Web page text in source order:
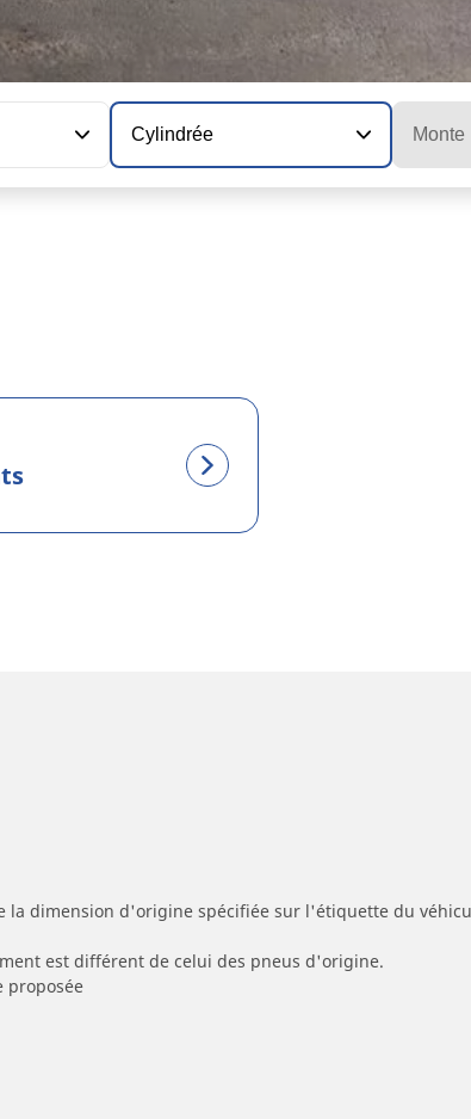
Cylindrée Monte
dimension d'origine spécifiée sur l'étiquette du
est différent de celui des pneus d'origine.
proposée